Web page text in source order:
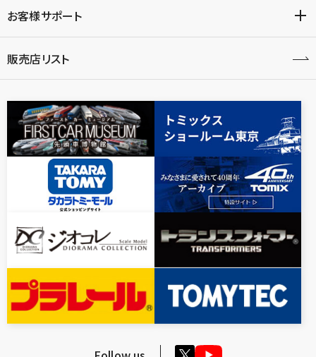
お客様サポート
販売店リスト